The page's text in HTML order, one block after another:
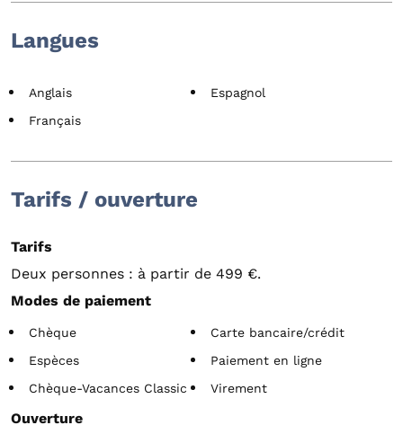
Langues
Anglais
Espagnol
Français
Tarifs / ouverture
Tarifs
Deux personnes : à partir de 499 €.
Modes de paiement
Chèque
Carte bancaire/crédit
Espèces
Paiement en ligne
Chèque-Vacances Classic
Virement
Ouverture